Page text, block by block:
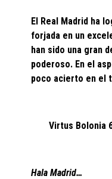
El Real Madrid ha
forjada en un
han sido una gran
poderoso. En el
poco acierto en el
Virtus Bolonia
Hala Madrid…